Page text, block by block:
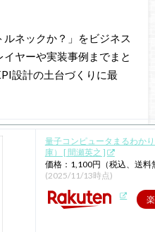
ルネックか？」をビジネス
ヤーや実装事例までまと
設計の土台づくりに最
量子コンピュータまるわか
庫） [ 間瀬英之 ]
価格：1,100円（税込、送料
(2025/11/13時点)